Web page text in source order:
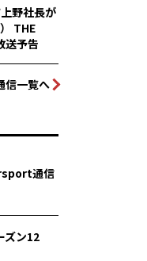
野社長が
THE
送予告
信一覧へ
通信
ズン12